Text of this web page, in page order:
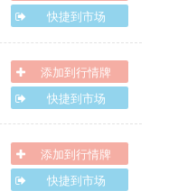
快捷到市场
添加到行情牌
快捷到市场
添加到行情牌
快捷到市场